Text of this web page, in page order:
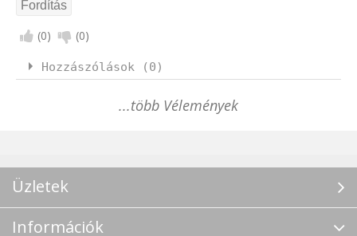
(0) (0)
Hozzászólások (0)
...több Vélemények
Üzletek
Információk